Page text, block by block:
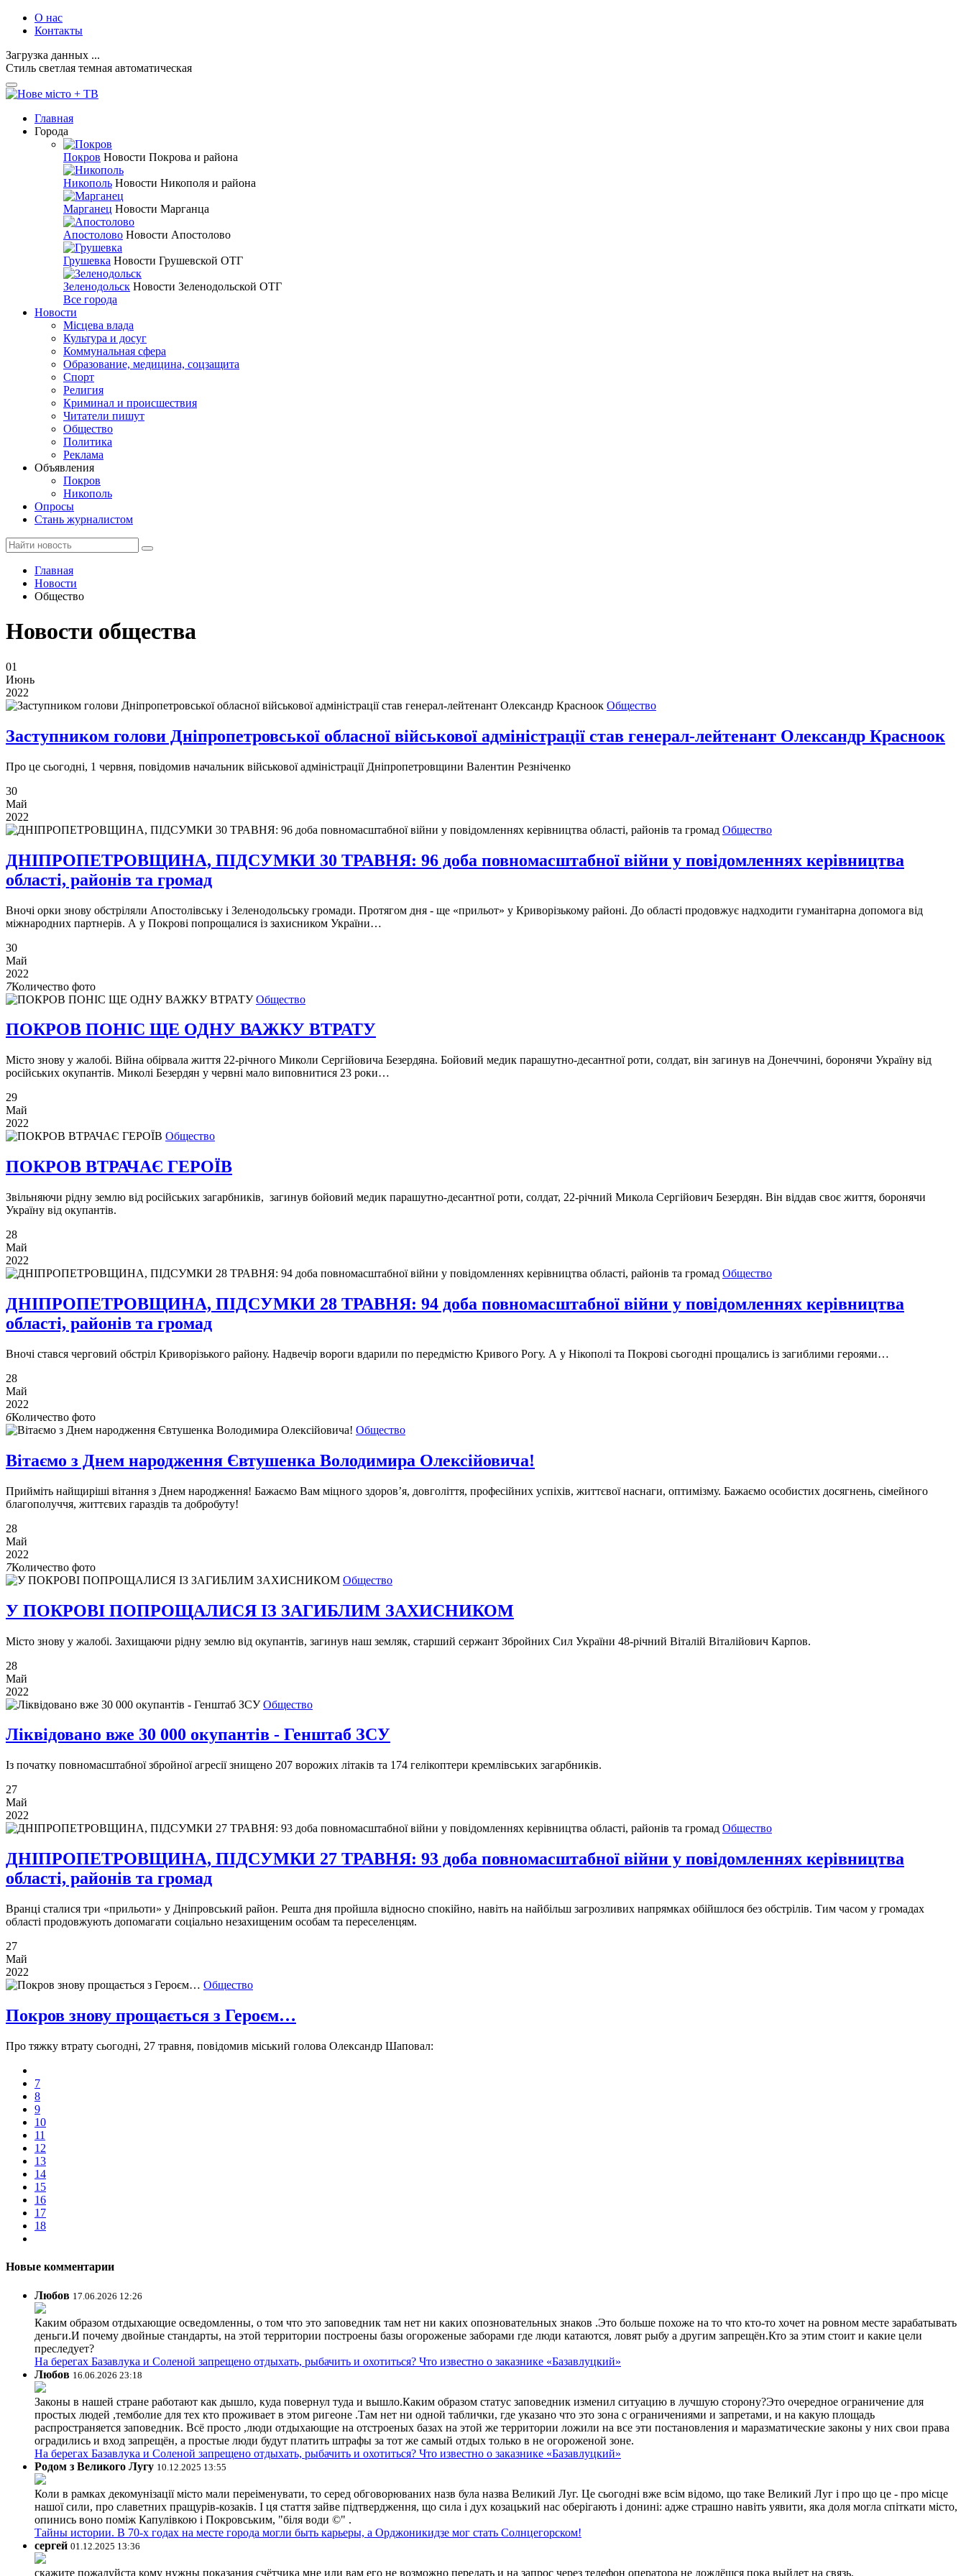
О нас
Контакты
Загрузка данных ...
Стиль светлая темная автоматическая
Главная
Города
Покров Новости Покрова и района
Никополь Новости Никополя и района
Марганец Новости Марганца
Апостолово Новости Апостолово
Грушевка Новости Грушевской ОТГ
Зеленодольск Новости Зеленодольской ОТГ
Все города
Новости
Місцева влада
Культура и досуг
Коммунальная сфера
Образование, медицина, соцзащита
Спорт
Религия
Криминал и происшествия
Читатели пишут
Общество
Политика
Реклама
Объявления
Покров
Никополь
Опросы
Стань журналистом
Главная
Новости
Общество
Новости общества
01
Июнь
2022
Общество
Заступником голови Дніпропетровської обласної військової адміністрації став генерал-лейтенант Олександр Красноок
Про це сьогодні, 1 червня, повідомив начальник військової адміністрації Дніпропетровщини Валентин Резніченко
30
Май
2022
Общество
ДНІПРОПЕТРОВЩИНА, ПІДСУМКИ 30 ТРАВНЯ: 96 доба повномасштабної війни у повідомленнях керівництва
області, районів та громад
Вночі орки знову обстріляли Апостолівську і Зеленодольську громади. Протягом дня - ще «прильот» у Криворізькому районі. До області продовжує надходити гуманітарна допомога від
міжнародних партнерів. А у Покрові попрощалися із захисником України…
30
Май
2022
7Количество фото
Общество
ПОКРОВ ПОНІС ЩЕ ОДНУ ВАЖКУ ВТРАТУ
Місто знову у жалобі. Війна обірвала життя 22-річного Миколи Сергійовича Безердяна. Бойовий медик парашутно-десантної роти, солдат, він загинув на Донеччині, боронячи Україну від
російських окупантів. Миколі Безердян у червні мало виповнитися 23 роки…
29
Май
2022
Общество
ПОКРОВ ВТРАЧАЄ ГЕРОЇВ
​​​​​​​Звільняючи рідну землю від російських загарбників, загинув бойовий медик парашутно-десантної роти, солдат, 22-річний Микола Сергійович Безердян. Він віддав своє життя, боронячи
Україну від окупантів.
28
Май
2022
Общество
ДНІПРОПЕТРОВЩИНА, ПІДСУМКИ 28 ТРАВНЯ: 94 доба повномасштабної війни у повідомленнях керівництва
області, районів та громад
Вночі стався черговий обстріл Криворізького району. Надвечір вороги вдарили по передмістю Кривого Рогу. А у Нікополі та Покрові сьогодні прощались із загиблими героями…
28
Май
2022
6Количество фото
Общество
Вітаємо з Днем народження Євтушенка Володимира Олексійовича!
Прийміть найщиріші вітання з Днем народження! Бажаємо Вам міцного здоров’я, довголіття, професійних успіхів, життєвої наснаги, оптимізму. Бажаємо особистих досягнень, сімейного
благополуччя, життєвих гараздів та добробуту!
28
Май
2022
7Количество фото
Общество
У ПОКРОВІ ПОПРОЩАЛИСЯ ІЗ ЗАГИБЛИМ ЗАХИСНИКОМ
Місто знову у жалобі. Захищаючи рідну землю від окупантів, загинув наш земляк, старший сержант Збройних Сил України 48-річний Віталій Віталійович Карпов.
28
Май
2022
Общество
Ліквідовано вже 30 000 окупантів - Генштаб ЗСУ
Із початку повномасштабної збройної агресії знищено 207 ворожих літаків та 174 гелікоптери кремлівських загарбників.
27
Май
2022
Общество
ДНІПРОПЕТРОВЩИНА, ПІДСУМКИ 27 ТРАВНЯ: 93 доба повномасштабної війни у повідомленнях керівництва
області, районів та громад
Вранці сталися три «прильоти» у Дніпровський район. Решта дня пройшла відносно спокійно, навіть на найбільш загрозливих напрямках обійшлося без обстрілів. Тим часом у громадах
області продовжують допомагати соціально незахищеним особам та переселенцям.
27
Май
2022
Общество
Покров знову прощається з Героєм…
Про тяжку втрату сьогодні, 27 травня, повідомив міський голова Олександр Шаповал:
7
8
9
10
11
12
13
14
15
16
17
18
Новые комментарии
Любов 17.06.2026 12:26
Каким образом отдыхающие осведомленны, о том что это заповедник там нет ни каких опозновательных знаков .Это больше похоже на то что кто-то хочет на ровном месте зарабатывать
деньги.И почему двойные стандарты, на этой территории построены базы огороженые заборами где люди катаются, ловят рыбу а другим запрещён.Кто за этим стоит и какие цели
преследует?
На берегах Базавлука и Соленой запрещено отдыхать, рыбачить и охотиться? Что известно о заказнике «Базавлуцкий»
Любов 16.06.2026 23:18
Законы в нашей стране работают как дышло, куда повернул туда и вышло.Каким образом статус заповедник изменил ситуацию в лучшую сторону?Это очередное ограничение для
простых людей ,темболие для тех кто проживает в этом ригеоне .Там нет ни одной таблички, где указано что это зона с ограничениями и запретами, и на какую площадь
распространяется заповедник. Всё просто ,люди отдыхающие на отстроеных базах на этой же территории ложили на все эти постановления и маразматические законы у них свои права
оградились и вход запрещён, а простые люди будут платить штрафы за тот же самый отдых только в не огороженой зоне.
На берегах Базавлука и Соленой запрещено отдыхать, рыбачить и охотиться? Что известно о заказнике «Базавлуцкий»
Родом з Великого Лугу 10.12.2025 13:55
Коли в рамках декомунізації місто мали переіменувати, то серед обговорюваних назв була назва Великий Луг. Це сьогодні вже всім відомо, що таке Великий Луг і про що це - про місце
нашої сили, про славетних пращурів-козаків. І ця стаття зайве підтвердження, що сила і дух козацький нас оберігають і донині: адже страшно навіть уявити, яка доля могла спіткати місто,
опинись воно поміж Капулівкою і Покровським, "біля води ©" .
Тайны истории. В 70-х годах на месте города могли быть карьеры, а Орджоникидзе мог стать Солнцегорском!
сергей 01.12.2025 13:36
скажите пожалуйста кому нужны показания счётчика мне или вам его не возможно передать и на запрос через телефон оператора не дождёшся пока выйдет на связь.